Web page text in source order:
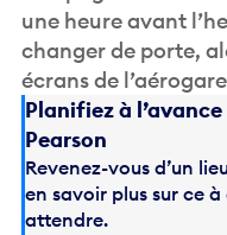
une heure avant
changer de porte,
écrans de
Planifiez à
Pearson
Revenez-vous d’un
en savoir plus sur ce
attendre.